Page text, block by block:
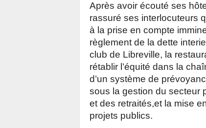
Après avoir écouté ses
rassuré ses interlocuteurs
à la prise en compte
règlement de la dette
club de Libreville, la
rétablir l’équité dans la
d’un système de
sous la gestion du secteur
et des retraités,et la mise
projets publics.